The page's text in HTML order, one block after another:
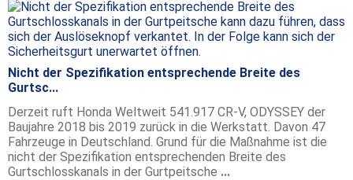
Nicht der Spezifikation entsprechende Breite des
Gurtsc...
Derzeit ruft Honda Weltweit 541.917 CR-V, ODYSSEY der
Baujahre 2018 bis 2019 zurück in die Werkstatt. Davon 47
Fahrzeuge in Deutschland. Grund für die Maßnahme ist die
nicht der Spezifikation entsprechenden Breite des
Gurtschlosskanals in der Gurtpeitsche ...